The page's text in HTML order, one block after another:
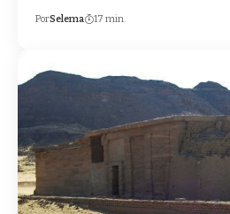
PorSelema 17 min.